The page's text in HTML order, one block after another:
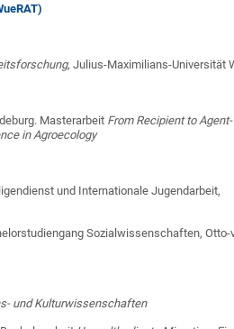
, Julius-Maximilians-Universität
Masterarbeit From Recipient to
in Agroecology
und Internationale Jugendarbeit,
Sozialwissenschaften, Otto-
und Kulturwissenschaften